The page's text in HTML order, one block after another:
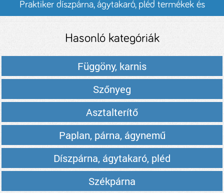
Praktiker díszpárna, ágytakaró, pléd termékek és
Hasonló kategóriák
Függöny, karnis
Szőnyeg
Asztalterítő
Paplan, párna, ágynemű
Díszpárna, ágytakaró, pléd
Székpárna